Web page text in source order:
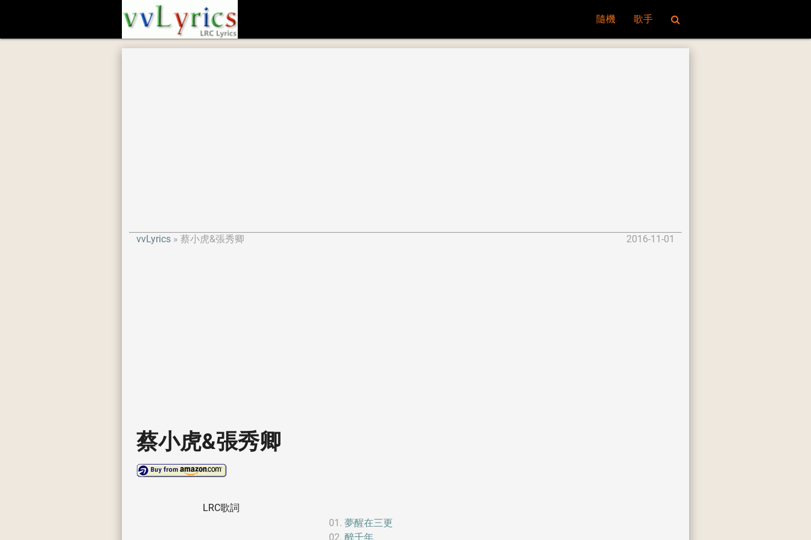
隨機 歌手
vvLyrics 蔡小虎&張秀卿 2016-11-01
蔡小虎&張秀卿
LRC歌詞
夢醒在三更
醉千年